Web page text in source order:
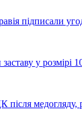
підписали
у розмірі
медогляду,